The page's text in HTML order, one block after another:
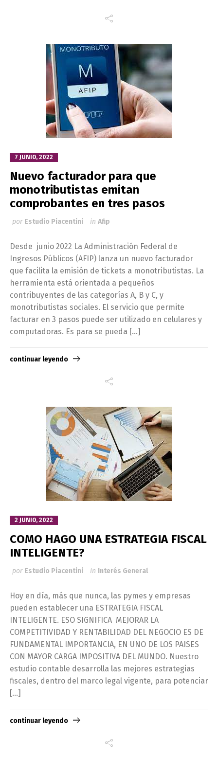
7 JUNIO, 2022
Nuevo facturador para que
monotributistas emitan
comprobantes en tres pasos
por Estudio Piacentini in Afip
Desde junio 2022 La Administración Federal de
Ingresos Públicos (AFIP) lanza un nuevo facturador
que facilita la emisión de tickets a monotributistas. La
herramienta está orientada a pequeños
contribuyentes de las categorías A, B y C, y
monotributistas sociales. El servicio que permite
facturar en 3 pasos puede ser utilizado en celulares y
computadoras. Es para se pueda […]
continuar leyendo
2 JUNIO, 2022
COMO HAGO UNA ESTRATEGIA FISCAL
INTELIGENTE?
por Estudio Piacentini in Interés General
Hoy en día, más que nunca, las pymes y empresas
pueden establecer una ESTRATEGIA FISCAL
INTELIGENTE. ESO SIGNIFICA MEJORAR LA
COMPETITIVIDAD Y RENTABILIDAD DEL NEGOCIO ES DE
FUNDAMENTAL IMPORTANCIA, EN UNO DE LOS PAISES
CON MAYOR CARGA IMPOSITIVA DEL MUNDO. Nuestro
estudio contable desarrolla las mejores estrategias
fiscales, dentro del marco legal vigente, para potenciar
[…]
continuar leyendo